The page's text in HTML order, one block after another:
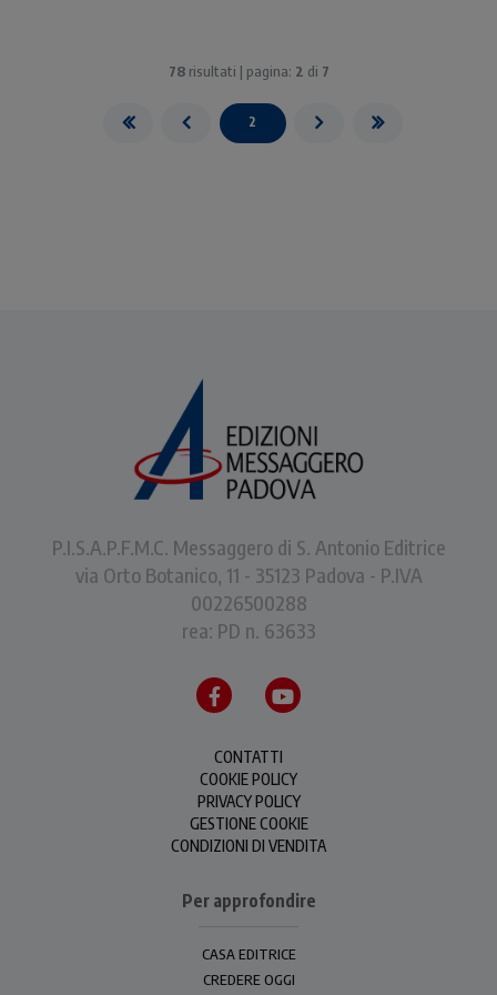
78risultati | pagina: 2 di 7
2
P.I.S.A.P.F.M.C. Messaggero di S. Antonio Editrice
via Orto Botanico, 11 - 35123 Padova - P.IVA
00226500288
rea: PD n. 63633
CONTATTI
COOKIE POLICY
PRIVACY POLICY
GESTIONE COOKIE
CONDIZIONI DI VENDITA
Per approfondire
CASA EDITRICE
CREDERE OGGI